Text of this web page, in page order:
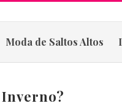
Moda de Saltos Altos